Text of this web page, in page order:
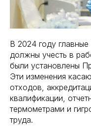
В 2024 году
должны учесть в
были установлены
Эти изменения
отходов,
квалификации,
термометрами и
труда.